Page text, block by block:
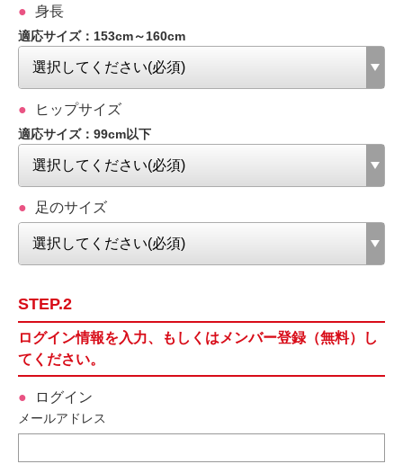
身長
適応サイズ：153cm～160cm
ヒップサイズ
適応サイズ：99cm以下
足のサイズ
STEP.2
ログイン情報を入力、もしくはメンバー登録（無料）し
てください。
ログイン
メールアドレス